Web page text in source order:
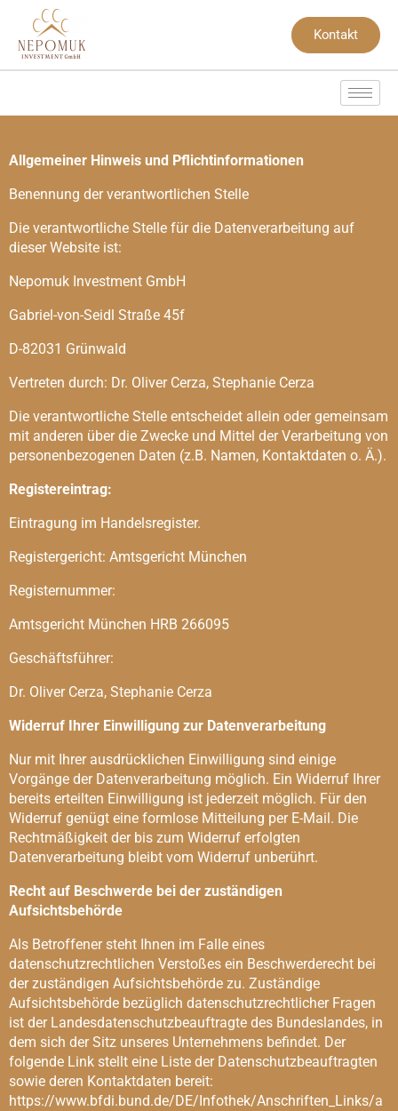
Kontakt
Allgemeiner Hinweis und Pflichtinformationen
Benennung der verantwortlichen Stelle
Die verantwortliche Stelle für die Datenverarbeitung auf
dieser Website ist:
Nepomuk Investment GmbH
Gabriel-von-Seidl Straße 45f
D-82031 Grünwald
Vertreten durch: Dr. Oliver Cerza, Stephanie Cerza
Die verantwortliche Stelle entscheidet allein oder gemeinsam
mit anderen über die Zwecke und Mittel der Verarbeitung von
personenbezogenen Daten (z.B. Namen, Kontaktdaten o. Ä.).
Registereintrag:
Eintragung im Handelsregister.
Registergericht: Amtsgericht München
Registernummer:
Amtsgericht München HRB 266095
Geschäftsführer:
Dr. Oliver Cerza, Stephanie Cerza
Widerruf Ihrer Einwilligung zur Datenverarbeitung
Nur mit Ihrer ausdrücklichen Einwilligung sind einige
Vorgänge der Datenverarbeitung möglich. Ein Widerruf Ihrer
bereits erteilten Einwilligung ist jederzeit möglich. Für den
Widerruf genügt eine formlose Mitteilung per E-Mail. Die
Rechtmäßigkeit der bis zum Widerruf erfolgten
Datenverarbeitung bleibt vom Widerruf unberührt.
Recht auf Beschwerde bei der zuständigen
Aufsichtsbehörde
Als Betroffener steht Ihnen im Falle eines
datenschutzrechtlichen Verstoßes ein Beschwerderecht bei
der zuständigen Aufsichtsbehörde zu. Zuständige
Aufsichtsbehörde bezüglich datenschutzrechtlicher Fragen
ist der Landesdatenschutzbeauftragte des Bundeslandes, in
dem sich der Sitz unseres Unternehmens befindet. Der
folgende Link stellt eine Liste der Datenschutzbeauftragten
sowie deren Kontaktdaten bereit:
https://www.bfdi.bund.de/DE/Infothek/Anschriften_Links/a